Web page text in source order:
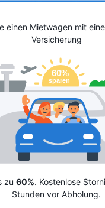
einen Mietwagen mit
Versicherung
zu 60%. Kostenlose
Stunden vor Abholung.